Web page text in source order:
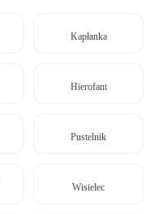
Kapłanka
Hierofant
Pustelnik
Wisielec